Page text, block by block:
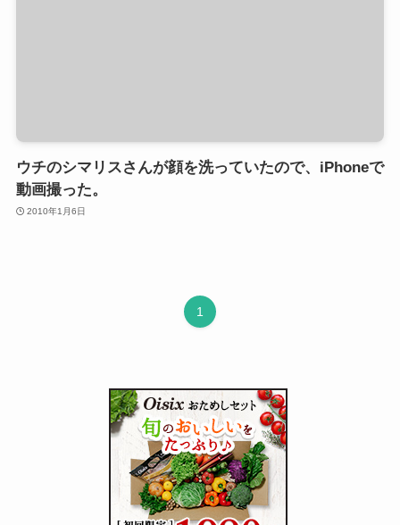
ウチのシマリスさんが顔を洗っていたので、iPhoneで
動画撮った。
2010年1月6日
1